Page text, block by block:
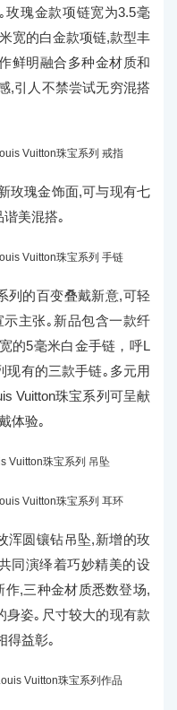
瑰金款项链宽为3.5毫
宽的白金款项链,款型丰
鲜明融合多种金材质和
,引人不禁尝试无穷混搭
Vuitton珠宝系列 戒指
玫瑰金饰面,可与现有七
美混搭｡
Vuitton珠宝系列 手链
列的百变叠戴新意,可轻
主张｡新品包含一款纤
的5毫米白金手链，呼L
现有的三款手链｡多元用
Vuitton珠宝系列可呈献
体验｡
Vuitton珠宝系列 吊坠
Vuitton珠宝系列 耳环
浑圆镶钻吊坠,新增的玫
同演绎着巧妙精美的设
,三种金材质悉数登场,
身姿｡尺寸较大的现有款
得益彰｡
Vuitton珠宝系列作品